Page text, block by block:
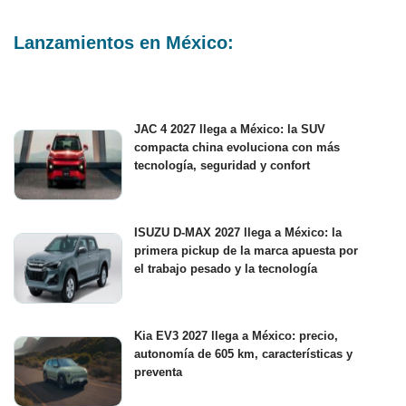
Lanzamientos en México:
JAC 4 2027 llega a México: la SUV
compacta china evoluciona con más
tecnología, seguridad y confort
ISUZU D-MAX 2027 llega a México: la
primera pickup de la marca apuesta por
el trabajo pesado y la tecnología
Kia EV3 2027 llega a México: precio,
autonomía de 605 km, características y
preventa